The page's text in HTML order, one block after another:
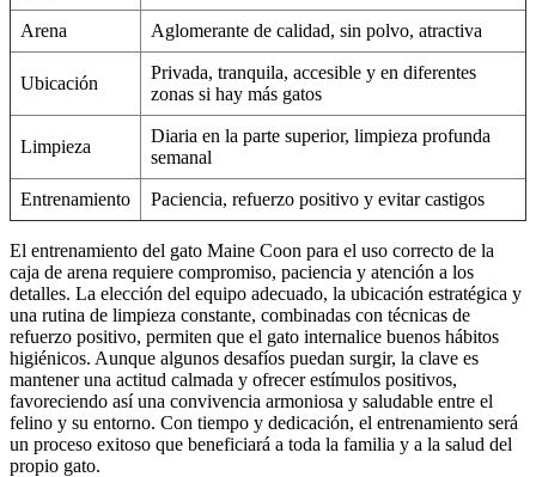
Arena Aglomerante de calidad, sin polvo, atractiva
Ubicación
Privada, tranquila, accesible y en diferentes
zonas si hay más gatos
Limpieza
Diaria en la parte superior, limpieza profunda
semanal
Entrenamiento Paciencia, refuerzo positivo y evitar castigos
El entrenamiento del gato Maine Coon para el uso correcto de la
caja de arena requiere compromiso, paciencia y atención a los
detalles. La elección del equipo adecuado, la ubicación estratégica y
una rutina de limpieza constante, combinadas con técnicas de
refuerzo positivo, permiten que el gato internalice buenos hábitos
higiénicos. Aunque algunos desafíos puedan surgir, la clave es
mantener una actitud calmada y ofrecer estímulos positivos,
favoreciendo así una convivencia armoniosa y saludable entre el
felino y su entorno. Con tiempo y dedicación, el entrenamiento será
un proceso exitoso que beneficiará a toda la familia y a la salud del
propio gato.